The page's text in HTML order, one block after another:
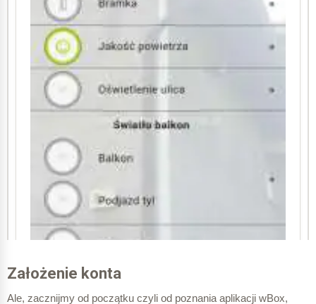
Założenie konta
Ale, zacznijmy od początku czyli od poznania aplikacji wBox,